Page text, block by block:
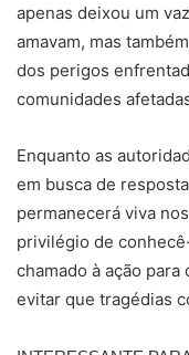
apenas deixou um
amavam, mas
dos perigos
comunidades
Enquanto as
em busca de
permanecerá viva
privilégio de
chamado à ação
evitar que tragédias